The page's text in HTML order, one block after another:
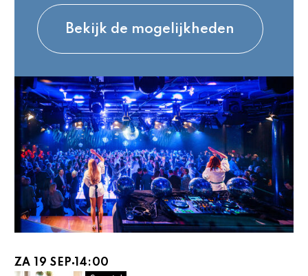
Bekijk de mogelijkheden
ZA 19 SEP 14:00